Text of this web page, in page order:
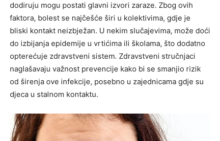
dodiruju mogu postati glavni izvori zaraze. Zbog ovih
faktora, bolest se najčešće širi u kolektivima, gdje je
bliski kontakt neizbježan. U nekim slučajevima, može doći
do izbijanja epidemije u vrtićima ili školama, što dodatno
opterećuje zdravstveni sistem. Zdravstveni stručnjaci
naglašavaju važnost prevencije kako bi se smanjio rizik
od širenja ove infekcije, posebno u zajednicama gdje su
djeca u stalnom kontaktu.